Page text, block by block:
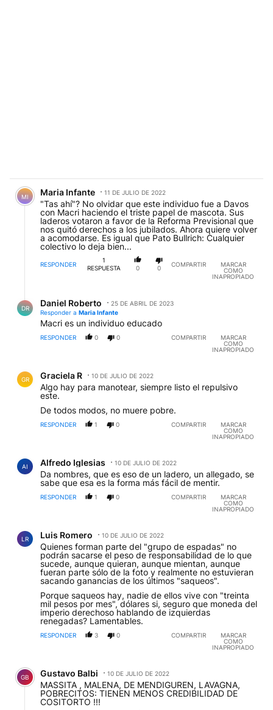
Comentario de Maria Infante.
MI Maria Infante 11 DE JULIO DE 2022
"Tas ahí"? No olvidar que este individuo fue a Davos
con Macri haciendo el triste papel de mascota. Sus
laderos votaron a favor de la Reforma Previsional que
nos quitó derechos a los jubilados. Ahora quiere volver
a acomodarse. Es igual que Pato Bullrich: Cualquier
colectivo lo deja bien...
RESPONDER
1
RESPUESTA
0 0
COMPARTIR
MARCAR
COMO
INAPROPIADO
DR
Daniel Roberto
25 DE ABRIL DE 2023
Responder a Maria Infante
Macri es un individuo educado
RESPONDER 0 0 COMPARTIR
MARCAR
COMO
INAPROPIADO
GR Graciela R 10 DE JULIO DE 2022
Algo hay para manotear, siempre listo el repulsivo
este.
De todos modos, no muere pobre.
RESPONDER 1 0 COMPARTIR
MARCAR
COMO
INAPROPIADO
AI Alfredo Iglesias 10 DE JULIO DE 2022
Da nombres, que es eso de un ladero, un allegado, se
sabe que esa es la forma más fácil de mentir.
RESPONDER 1 0 COMPARTIR
MARCAR
COMO
INAPROPIADO
LR Luis Romero 10 DE JULIO DE 2022
Quienes forman parte del "grupo de espadas" no
podrán sacarse el peso de responsabilidad de lo que
sucede, aunque quieran, aunque mientan, aunque
fueran parte sólo de la foto y realmente no estuvieran
sacando ganancias de los últimos "saqueos".
Porque saqueos hay, nadie de ellos vive con "treinta
mil pesos por mes", dólares si, seguro que moneda del
imperio derechoso hablando de izquierdas
renegadas? Lamentables.
RESPONDER 3 0 COMPARTIR
MARCAR
COMO
INAPROPIADO
GB Gustavo Balbi 10 DE JULIO DE 2022
MASSITA , MALENA, DE MENDIGUREN, LAVAGNA,
POBRECITOS: TIENEN MENOS CREDIBILIDAD DE
COSITORTO !!!